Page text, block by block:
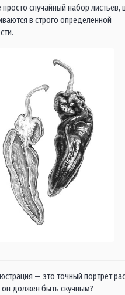
случайный набор листьев,
в строго определенной
— это точный портрет
он должен быть скучным?